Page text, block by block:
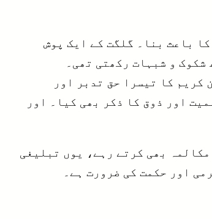
باعث بنا۔ گلگت کے ایک پوش
شکوک و شبہات رکھتی تھی۔
کریم کا تیسرا حق تدبر اور
اور ذوق کا ذکر بھی کیا۔ اور
بھی کرتے رہے، یوں تبلیغی
اور حکمت کی ضرورت ہے۔